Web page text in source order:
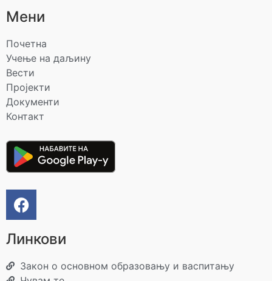
Мени
Почетна
Учење на даљину
Вести
Пројекти
Документи
Контакт
Линкови
Закон о основном образовању и васпитању